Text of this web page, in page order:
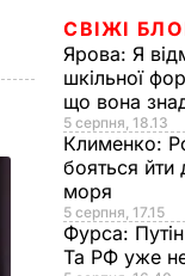
СВІЖІ
Ярова: Я
шкільної
що вона
5 серпня, 18.13
Клименко:
бояться
моря
5 серпня, 17.15
Фурса:
Та РФ уже